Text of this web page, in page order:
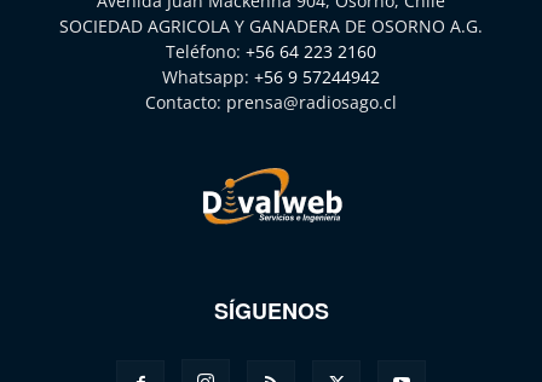
SOCIEDAD AGRICOLA Y GANADERA DE OSORNO A.G.
Teléfono: +56 64 223 2160
Whatsapp: +56 9 57244942
Contacto: prensa@radiosago.cl
SÍGUENOS